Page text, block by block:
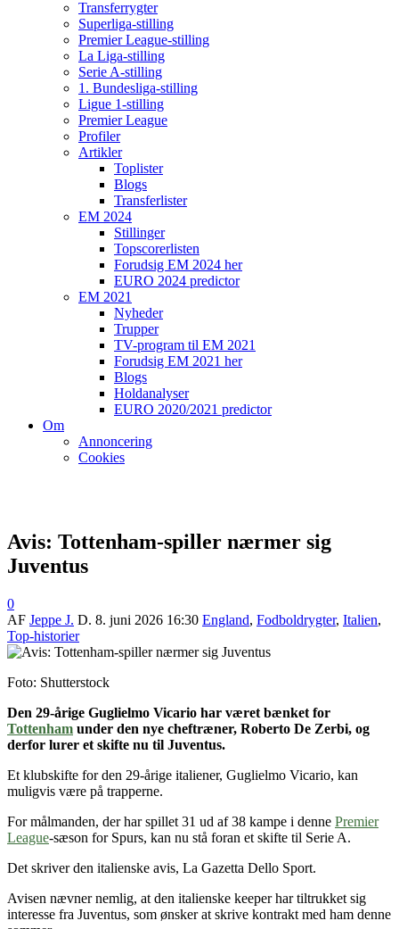
Transferrygter
Superliga-stilling
Premier League-stilling
La Liga-stilling
Serie A-stilling
1. Bundesliga-stilling
Ligue 1-stilling
Premier League
Profiler
Artikler
Toplister
Blogs
Transferlister
EM 2024
Stillinger
Topscorerlisten
Forudsig EM 2024 her
EURO 2024 predictor
EM 2021
Nyheder
Trupper
TV-program til EM 2021
Forudsig EM 2021 her
Blogs
Holdanalyser
EURO 2020/2021 predictor
Om
Annoncering
Cookies
Avis: Tottenham-spiller nærmer sig
Juventus
0
AF Jeppe J. D. 8. juni 2026 16:30 England, Fodboldrygter, Italien,
Top-historier
Foto: Shutterstock
Den 29-årige Guglielmo Vicario har været bænket for
Tottenham under den nye cheftræner, Roberto De Zerbi, og
derfor lurer et skifte nu til Juventus.
Et klubskifte for den 29-årige italiener, Guglielmo Vicario, kan
muligvis være på trapperne.
For målmanden, der har spillet 31 ud af 38 kampe i denne Premier
League-sæson for Spurs, kan nu stå foran et skifte til Serie A.
Det skriver den italienske avis, La Gazetta Dello Sport.
Avisen nævner nemlig, at den italienske keeper har tiltrukket sig
interesse fra Juventus, som ønsker at skrive kontrakt med ham denne